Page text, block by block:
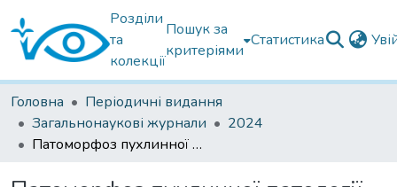
Розділи
та
колекції
Пошук за
критеріями
Статистика
Головна
Періодичні видання
Загальнонаукові журнали
2024
Патоморфоз пухлинної патології повік при демодекозній інфекції